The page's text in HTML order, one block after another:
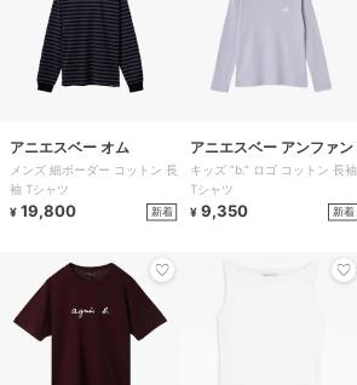
アニエスベー オム
メンズ 細ボーダー コットン 長
袖 Tシャツ
¥ 19,800 新着
アニエスベー アンファン
キッズ ”b.” ロゴ コットン 長袖
Tシャツ
¥ 9,350 新着